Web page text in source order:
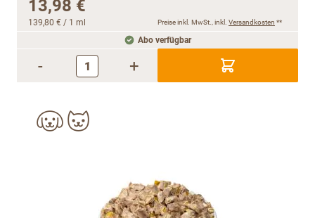
13,98 €
139,80 € / 1 ml Preise inkl. MwSt., inkl. Versandkosten **
Abo verfügbar
- +